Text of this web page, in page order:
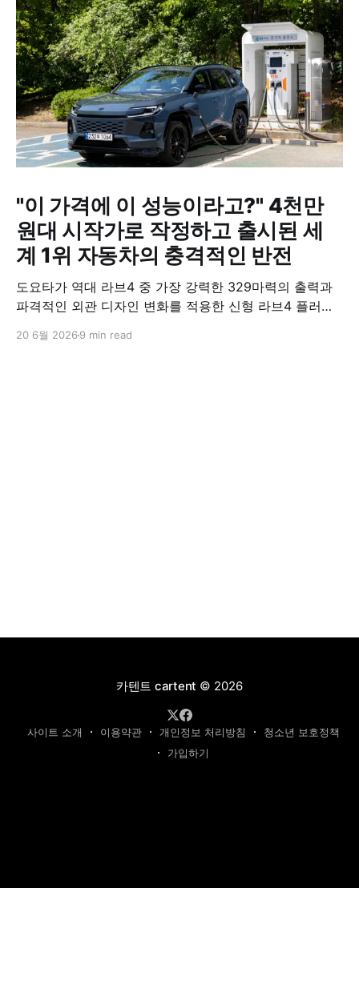
"이 가격에 이 성능이라고?" 4천만
원대 시작가로 작정하고 출시된 세
계 1위 자동차의 충격적인 반전
도요타가 역대 라브4 중 가장 강력한 329마력의 출력과
파격적인 외관 디자인 변화를 적용한 신형 라브4 플러그
충전이 가능하고 전기 모드로만 70km 이상 주행할 수 있
20 6월 2026 9 min read
카텐트 cartent © 2026
사이트 소개 이용약관 개인정보 처리방침
청소년 보호정책
가입하기